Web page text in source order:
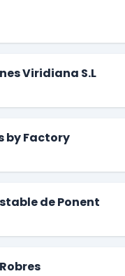
Viridiana S.L
by Factory
de Ponent